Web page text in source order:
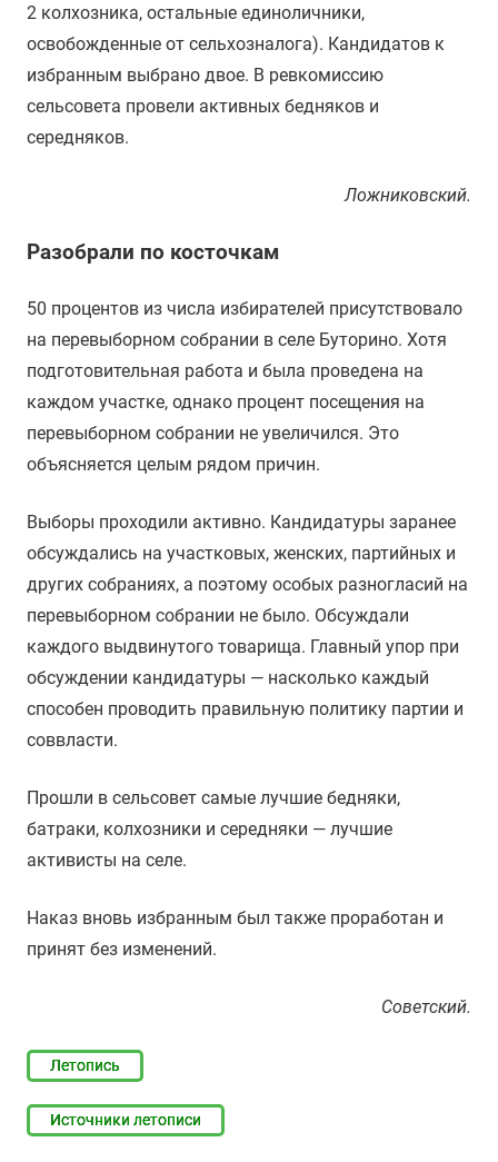
2 колхозника, остальные единоличники,
освобожденные от сельхозналога). Кандидатов к
избранным выбрано двое. В ревкомиссию
сельсовета провели активных бедняков и
середняков.
Ложниковский.
Разобрали по косточкам
50 процентов из числа избирателей присутствовало
на перевыборном собрании в селе Буторино. Хотя
подготовительная работа и была проведена на
каждом участке, однако процент посещения на
перевыборном собрании не увеличился. Это
объясняется целым рядом причин.
Выборы проходили активно. Кандидатуры заранее
обсуждались на участковых, женских, партийных и
других собраниях, а поэтому особых разногласий на
перевыборном собрании не было. Обсуждали
каждого выдвинутого товарища. Главный упор при
обсуждении кандидатуры — насколько каждый
способен проводить правильную политику партии и
соввласти.
Прошли в сельсовет самые лучшие бедняки,
батраки, колхозники и середняки — лучшие
активисты на селе.
Наказ вновь избранным был также проработан и
принят без изменений.
Советский.
Летопись
Источники летописи